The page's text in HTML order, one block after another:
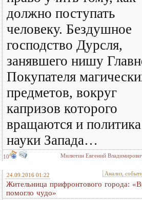
должно поступать
человеку. Бездушное
господство Дурсля,
занявшего нишу
Покупателя
предметов, вокруг
капризов которого
вращаются и
науки Запада…
10 Милютин Евгений
24.09.2016 01:22 Анализ,
Жительница прифронтового города:
помогло чудо»